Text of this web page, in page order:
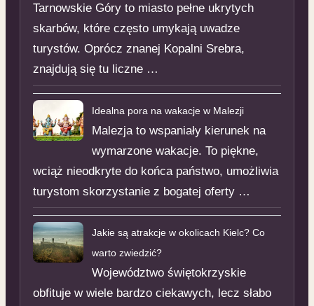
Tarnowskie Góry to miasto pełne ukrytych
skarbów, które często umykają uwadze
turystów. Oprócz znanej Kopalni Srebra,
znajdują się tu liczne …
Idealna pora na wakacje w Malezji
Malezja to wspaniały kierunek na
wymarzone wakacje. To piękne,
wciąż nieodkryte do końca państwo, umożliwia
turystom skorzystanie z bogatej oferty …
Jakie są atrakcje w okolicach Kielc? Co
warto zwiedzić?
Województwo świętokrzyskie
obfituje w wiele bardzo ciekawych, lecz słabo